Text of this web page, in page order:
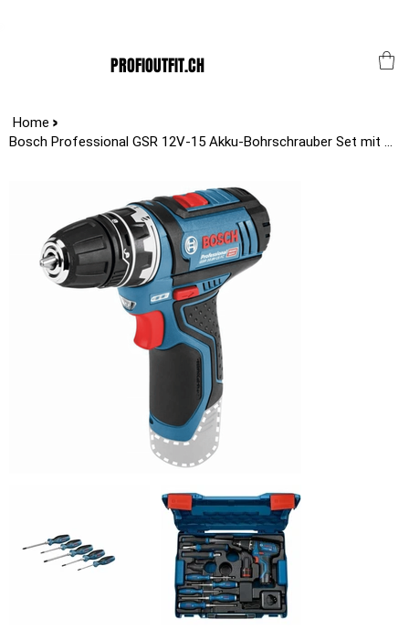
PROFIOUTFIT.CH
Home >
Bosch Professional GSR 12V-15 Akku-Bohrschrauber Set mit Akku und Koffer